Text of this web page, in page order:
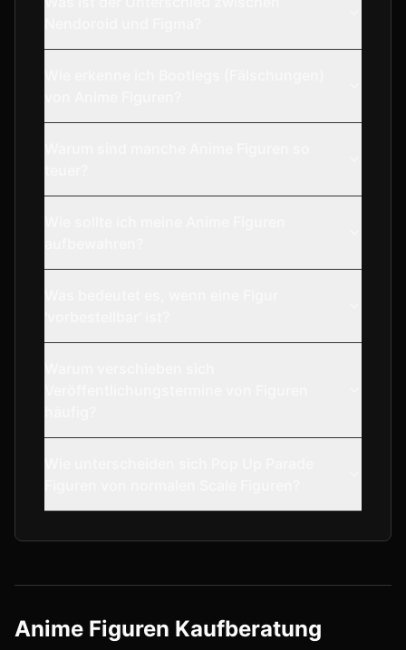
Anime Figuren Kaufberatung